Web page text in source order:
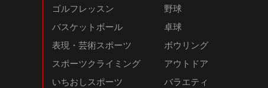
ゴルフレッスン
野球
バスケットボール
卓球
表現・芸術スポーツ
ボウリング
スポーツクライミング
アウトドア
いちおしスポーツ
バラエティ